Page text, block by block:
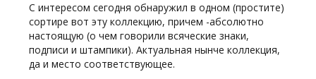
С интересом сегодня обнаружил в одном (простите)
сортире вот эту коллекцию, причем -абсолютно
настоящую (о чем говорили всяческие знаки,
подписи и штампики). Актуальная нынче коллекция,
да и место соответствующее.